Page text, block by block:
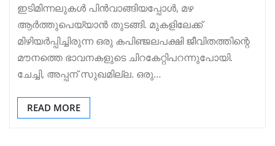
ഇടിമിന്നലുകൾ പിൻവാങ്ങിയപ്പോൾ, മഴ
ആർത്തുപെയ്യാൻ തുടങ്ങി. മുകളിലേക്ക്
മിഴിയർപ്പിച്ചിരുന്ന ഒരു കപിഞ്ജലപക്ഷി ജീവിതത്തിന്റെ
മൗനത്തെ ഭാവനകളുടെ ചിറകേറ്റിപറന്നുപോയി.
ചേച്ചി, അപ്പന് സുഖമില്ല. ഒരു…
READ MORE